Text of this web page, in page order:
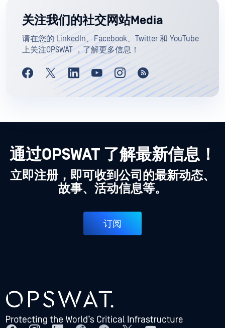
关注我们的社交网站Media
请在您的 LinkedIn、Facebook、Twitter 和 YouTube
上关注OPSWAT ，了解更多信息！
通过OPSWAT 了解最新信息！
立即注册，即可收到公司的最新动态、
故事、活动信息等。
订阅